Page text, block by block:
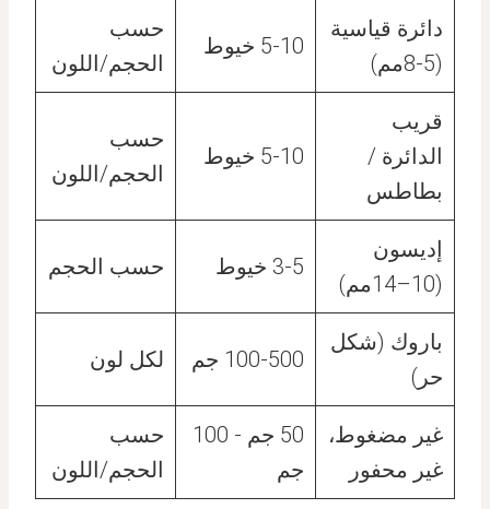
دائرة قياسية
(5-8مم)
5-10 خيوط
حسب
الحجم/اللون
قريب
الدائرة /
بطاطس
5-10 خيوط
حسب
الحجم/اللون
إديسون
(10–14مم)
3-5 خيوط حسب الحجم
باروك (شكل
حر)
100-500 جم لكل لون
غير مضغوط،
غير محفور
50 جم - 100
جم
حسب
الحجم/اللون